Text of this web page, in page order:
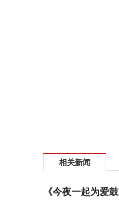
相关新闻
《今夜一起为爱